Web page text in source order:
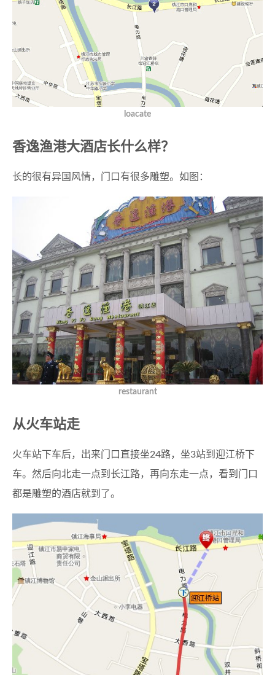
loacate
香逸渔港大酒店长什么样？
长的很有异国风情，门口有很多雕塑。如图：
restaurant
从火车站走
火车站下车后，出来门口直接坐24路，坐3站到迎江桥下
车。然后向北走一点到长江路，再向东走一点，看到门口
都是雕塑的酒店就到了。